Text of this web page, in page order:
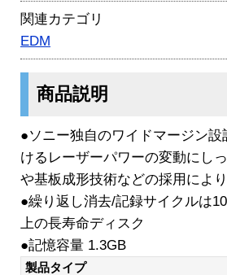
関連カテゴリ
EDM
商品説明
●ソニー独自のワイドマージン
けるレーザーパワーの変動にし
や基板成形技術などの採用によ
●繰り返し消去/記録サイクルは
上の長寿命ディスク
●記憶容量 1.3GB
製品タイプ